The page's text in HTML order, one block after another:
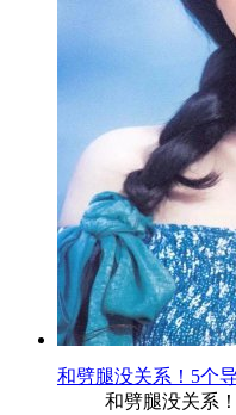
和劈腿没关系！5个
和劈腿没关系